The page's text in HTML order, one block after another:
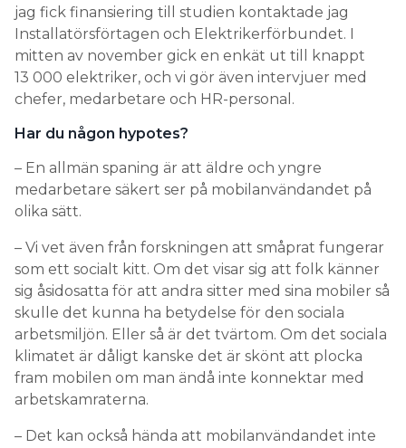
jag fick finansiering till studien kontaktade jag
Installatörsförtagen och Elektrikerförbundet. I
mitten av november gick en enkät ut till knappt
13 000 elektriker, och vi gör även intervjuer med
chefer, medarbetare och HR-personal.
Har du någon hypotes?
– En allmän spaning är att äldre och yngre
medarbetare säkert ser på mobilanvändandet på
olika sätt.
– Vi vet även från forskningen att småprat fungerar
som ett socialt kitt. Om det visar sig att folk känner
sig åsidosatta för att andra sitter med sina mobiler så
skulle det kunna ha betydelse för den sociala
arbetsmiljön. Eller så är det tvärtom. Om det sociala
klimatet är dåligt kanske det är skönt att plocka
fram mobilen om man ändå inte konnektar med
arbetskamraterna.
– Det kan också hända att mobilanvändandet inte